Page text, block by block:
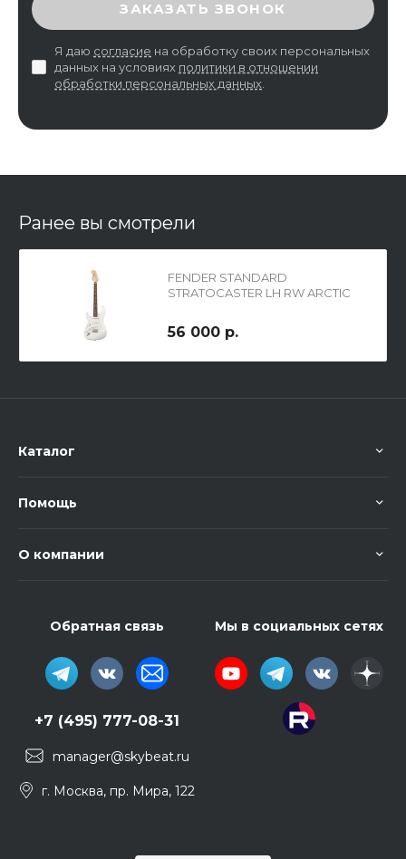
ЗАКАЗАТЬ ЗВОНОК
Я даю согласие на обработку своих персональных
данных на условиях политики в отношении
обработки персональных данных
Ранее вы смотрели
FENDER STANDARD
STRATOCASTER LH RW ARCTIC
левосторонняя, цвет - белый
56 000 р.
Каталог
Помощь
О компании
Обратная связь
+7 (495) 777-08-31
manager@skybeat.ru
г. Москва, пр. Мира, 122
Мы в социальных сетях